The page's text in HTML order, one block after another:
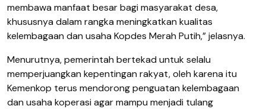
membawa manfaat besar bagi masyarakat desa,
khususnya dalam rangka meningkatkan kualitas
kelembagaan dan usaha Kopdes Merah Putih,” jelasnya.
Menurutnya, pemerintah bertekad untuk selalu
memperjuangkan kepentingan rakyat, oleh karena itu
Kemenkop terus mendorong penguatan kelembagaan
dan usaha koperasi agar mampu menjadi tulang